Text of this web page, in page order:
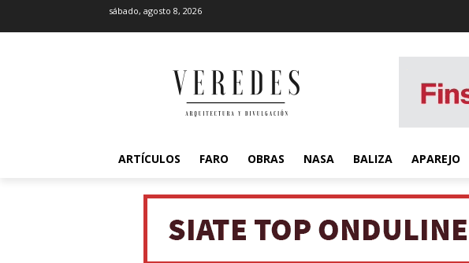
sábado, agosto 8, 2026
ARTÍCULOS FARO OBRAS NASA BALIZA APAREJO